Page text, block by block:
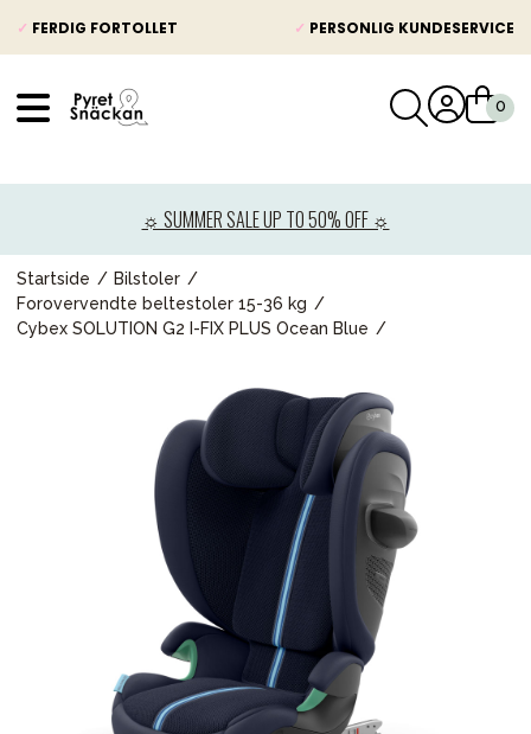
✓ FERDIG FORTOLLET ✓ PERSONLIG KUNDESERVICE
☼ SUMMER SALE UP TO 50% OFF ☼
Startside
Bilstoler
Forovervendte beltestoler 15-36 kg
Cybex SOLUTION G2 I-FIX PLUS Ocean Blue
Barnevogner
Babypakke
Leker og spill
Mamma & Pappa
Møbler & seng
Tilbehør
Reservedeler
Kampanjer
Tips om gaver
Våre favoritter